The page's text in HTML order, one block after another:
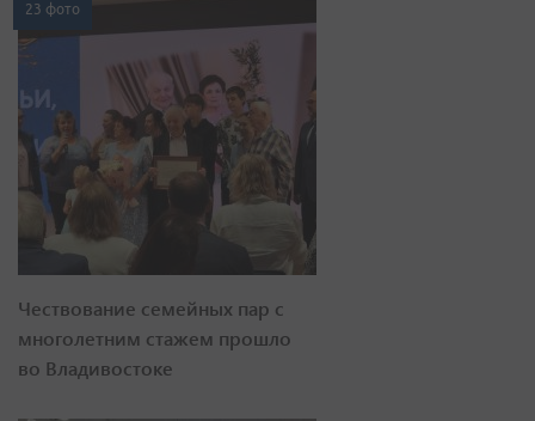
23 фото
Чествование семейных пар с
многолетним стажем прошло
во Владивостоке